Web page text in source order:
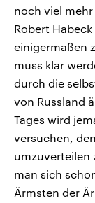
noch viel
Robert
einigermaßen
muss klar
durch die
von Russland
Tages wird
versuchen,
umzuverteilen
man sich
Ärmsten der